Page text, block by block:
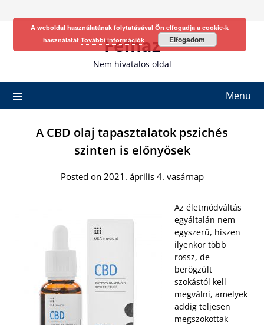
Fefhaz
Nem hivatalos oldal
Menu
A CBD olaj tapasztalatok pszichés
szinten is előnyösek
Posted on 2021. április 4. vasárnap
Az életmódváltás
egyáltalán nem
egyszerű, hiszen
ilyenkor több
rossz, de
berögzült
szokástól kell
megválni, amelyek
addig teljesen
megszokottak
A weboldal használatának folytatásával Ön elfogadja a cookie-k
használatát További információk Elfogadom